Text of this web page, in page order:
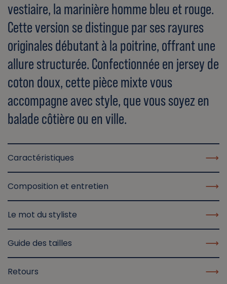
vestiaire, la marinière homme bleu et rouge.
Cette version se distingue par ses rayures
originales débutant à la poitrine, offrant une
allure structurée. Confectionnée en jersey de
coton doux, cette pièce mixte vous
accompagne avec style, que vous soyez en
balade côtière ou en ville.
Caractéristiques
Composition et entretien
Le mot du styliste
Guide des tailles
Retours